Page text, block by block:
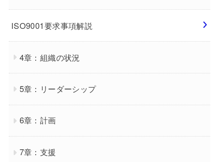
ISO9001要求事項解説
4章：組織の状況
5章：リーダーシップ
6章：計画
7章：支援